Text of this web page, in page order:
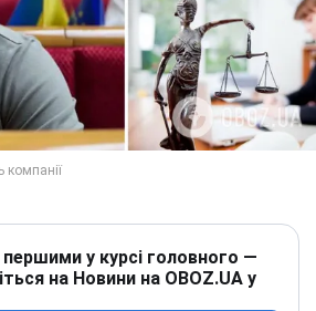
у курсі головного —
на Новини на OBOZ.UA у